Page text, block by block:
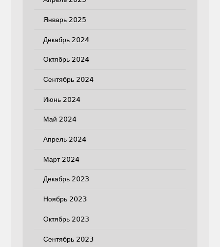
Январь 2025
Декабрь 2024
Октябрь 2024
Сентябрь 2024
Июнь 2024
Май 2024
Апрель 2024
Март 2024
Декабрь 2023
Ноябрь 2023
Октябрь 2023
Сентябрь 2023